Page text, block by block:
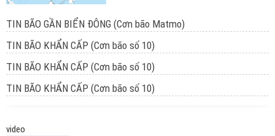
TIN BÃO GẦN BIỂN ĐÔNG (Cơn bão Matmo)
TIN BÃO KHẨN CẤP (Cơn bão số 10)
TIN BÃO KHẨN CẤP (Cơn bão số 10)
TIN BÃO KHẨN CẤP (Cơn bão số 10)
video